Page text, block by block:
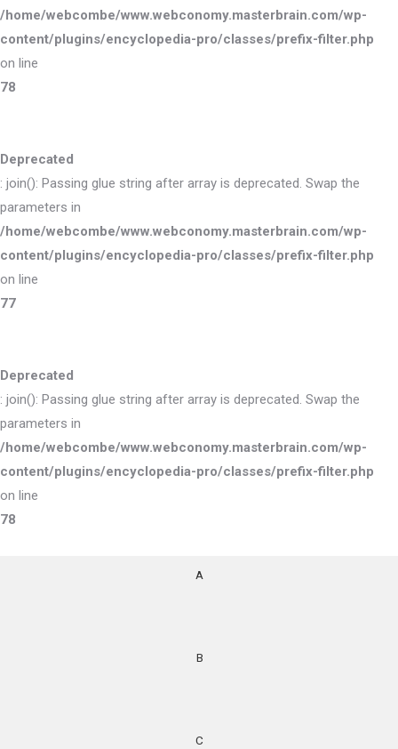
/home/webcombe/www.webconomy.masterbrain.com/wp-
content/plugins/encyclopedia-pro/classes/prefix-filter.php
on line
78
Deprecated
: join(): Passing glue string after array is deprecated. Swap the
parameters in
/home/webcombe/www.webconomy.masterbrain.com/wp-
content/plugins/encyclopedia-pro/classes/prefix-filter.php
on line
77
Deprecated
: join(): Passing glue string after array is deprecated. Swap the
parameters in
/home/webcombe/www.webconomy.masterbrain.com/wp-
content/plugins/encyclopedia-pro/classes/prefix-filter.php
on line
78
A
B
C